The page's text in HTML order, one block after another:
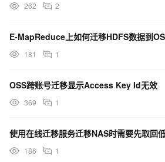
262 2
E-MapReduce上如何迁移HDFS数据到
181 1
OSS跨账号迁移显示Access Key Id无效
369 1
使用在线迁移服务迁移NAS时需要先取回
186 1